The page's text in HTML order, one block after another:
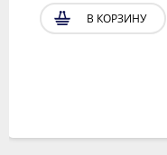
В КОРЗИНУ